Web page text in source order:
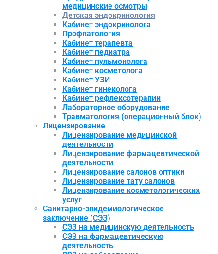
медицинские осмотры
Детская эндокринология
Кабинет эндокринолога
Профпатология
Кабинет терапевта
Кабинет педиатра
Кабинет пульмонолога
Кабинет косметолога
Кабинет УЗИ
Кабинет гинеколога
Кабинет рефлексотерапии
Лабораторное оборудование
Травматология (операционный блок)
Лицензирование
Лицензирование медицинской
деятельности
Лицензирование фармацевтической
деятельности
Лицензирование салонов оптики
Лицензирование тату салонов
Лицензирование косметологических
услуг
Санитарно-эпидемиологическое
заключение (СЭЗ)
СЭЗ на медицинскую деятельность
СЭЗ на фармацевтическую
деятельность